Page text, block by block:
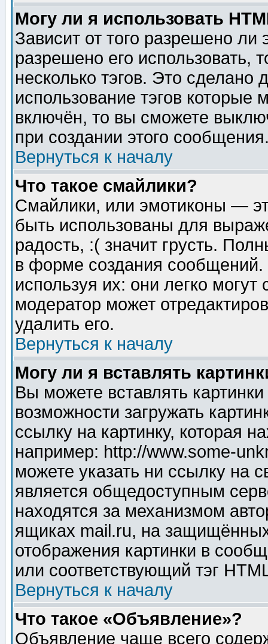
Могу ли я использовать
Зависит от того разрешено
разрешено его использовать,
несколько тэгов. Это сделано
использование тэгов
включён, то вы сможете
при создании этого
Вернуться к началу
Что такое смайлики?
Смайлики, или эмотиконы —
быть использованы для
радость, :( значит грусть.
в форме создания сообщений.
используя их: они легко
модератор может
удалить его.
Вернуться к началу
Могу ли я вставлять
Вы можете вставлять
возможности загружать
ссылку на картинку, которая
например: http://www.some-
можете указать ни ссылку на
является общедоступным
находятся за механизмом
ящиках mail.ru, на
отображения картинки в
или соответствующий тэг
Вернуться к началу
Что такое «Объявление»?
Объявление чаще всего